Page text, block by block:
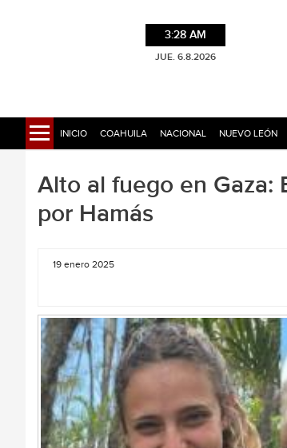
3:28 AM
JUE. 6.8.2026
INICIO COAHUILA NACIONAL NUEVO LEÓN
Alto al fuego en Gaza:
por Hamás
19 enero 2025